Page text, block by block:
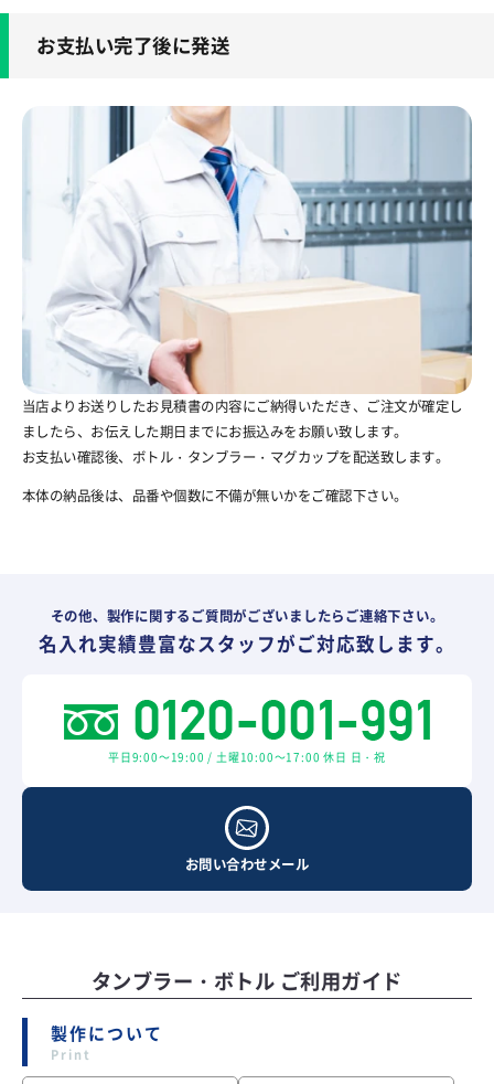
お支払い完了後に発送
当店よりお送りしたお見積書の内容にご納得いただき、ご注文が確定し
ましたら、お伝えした期日までにお振込みをお願い致します。
お支払い確認後、ボトル・タンブラー・マグカップを配送致します。
本体の納品後は、品番や個数に不備が無いかをご確認下さい。
その他、製作に関するご質問がございましたらご連絡下さい。
名入れ実績豊富なスタッフがご対応致します。
平日9:00～19:00 / 土曜10:00～17:00 休日 日・祝
お問い合わせメール
タンブラー・ボトル ご利用ガイド
製作について